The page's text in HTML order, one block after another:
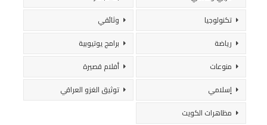
تكنولوجيا
وثائقي
رياضة
برامج يوتيوبية
منوعات
أفلام قصيرة
إسلامي
توثيق الغزو العراقي
مظاهرات الكويت